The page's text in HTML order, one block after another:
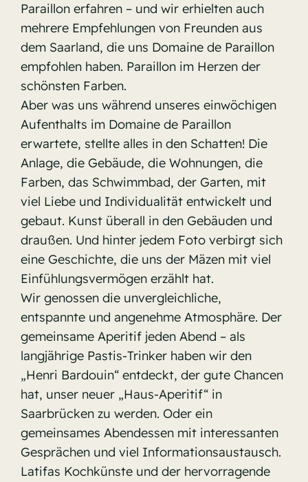
Paraillon erfahren – und wir erhielten auch
mehrere Empfehlungen von Freunden aus
dem Saarland, die uns Domaine de Paraillon
empfohlen haben. Paraillon im Herzen der
schönsten Farben.
Aber was uns während unseres einwöchigen
Aufenthalts im Domaine de Paraillon
erwartete, stellte alles in den Schatten! Die
Anlage, die Gebäude, die Wohnungen, die
Farben, das Schwimmbad, der Garten, mit
viel Liebe und Individualität entwickelt und
gebaut. Kunst überall in den Gebäuden und
draußen. Und hinter jedem Foto verbirgt sich
eine Geschichte, die uns der Mäzen mit viel
Einfühlungsvermögen erzählt hat.
Wir genossen die unvergleichliche,
entspannte und angenehme Atmosphäre. Der
gemeinsame Aperitif jeden Abend – als
langjährige Pastis-Trinker haben wir den
„Henri Bardouin“ entdeckt, der gute Chancen
hat, unser neuer „Haus-Aperitif“ in
Saarbrücken zu werden. Oder ein
gemeinsames Abendessen mit interessanten
Gesprächen und viel Informationsaustausch.
Latifas Kochkünste und der hervorragende